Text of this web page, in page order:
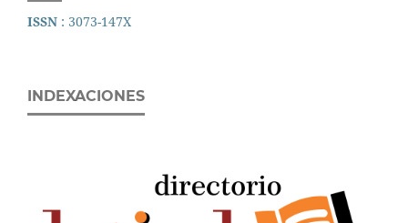
ISSN : 3073-147X
INDEXACIONES